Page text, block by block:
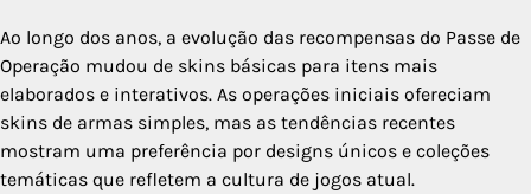
Ao longo dos anos, a evolução das recompensas do Passe de
Operação mudou de skins básicas para itens mais
elaborados e interativos. As operações iniciais ofereciam
skins de armas simples, mas as tendências recentes
mostram uma preferência por designs únicos e coleções
temáticas que refletem a cultura de jogos atual.